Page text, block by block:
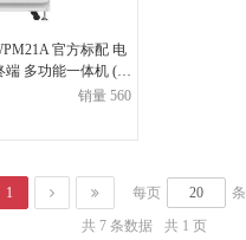
官方标配 电
端 多功能一体机 (单
销量 560
1 每页 条
共 7 条数据
共 1 页